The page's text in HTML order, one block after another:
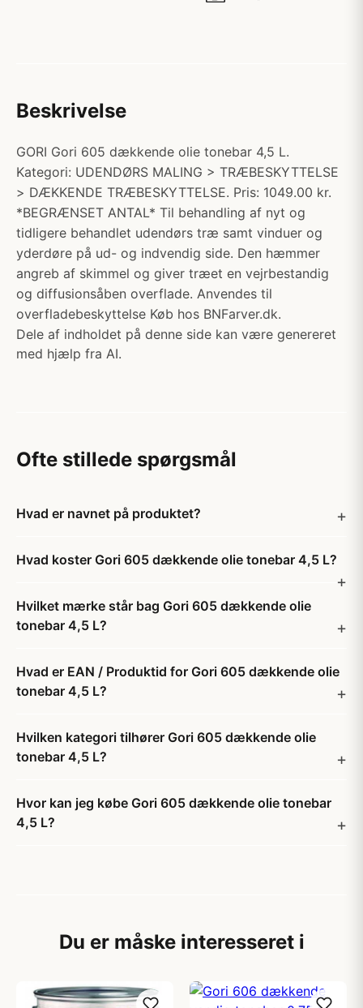
Beskrivelse
GORI Gori 605 dækkende olie tonebar 4,5 L.
Kategori: UDENDØRS MALING > TRÆBESKYTTELSE
> DÆKKENDE TRÆBESKYTTELSE. Pris: 1049.00 kr.
*BEGRÆNSET ANTAL* Til behandling af nyt og
tidligere behandlet udendørs træ samt vinduer og
yderdøre på ud- og indvendig side. Den hæmmer
angreb af skimmel og giver træet en vejrbestandig
og diffusionsåben overflade. Anvendes til
overfladebeskyttelse Køb hos BNFarver.dk.
Dele af indholdet på denne side kan være genereret
med hjælp fra AI.
Ofte stillede spørgsmål
Hvad er navnet på produktet?
Hvad koster Gori 605 dækkende olie tonebar 4,5 L?
Hvilket mærke står bag Gori 605 dækkende olie
tonebar 4,5 L?
Hvad er EAN / Produktid for Gori 605 dækkende olie
tonebar 4,5 L?
Hvilken kategori tilhører Gori 605 dækkende olie
tonebar 4,5 L?
Hvor kan jeg købe Gori 605 dækkende olie tonebar
4,5 L?
Du er måske interesseret i